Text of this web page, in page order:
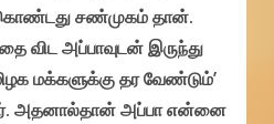
கொண்டது சண்முகம் தான்.
விட அப்பாவுடன் இருந்து
மக்களுக்கு தர வேண்டும்’
அதனால்தான் அப்பா என்னை